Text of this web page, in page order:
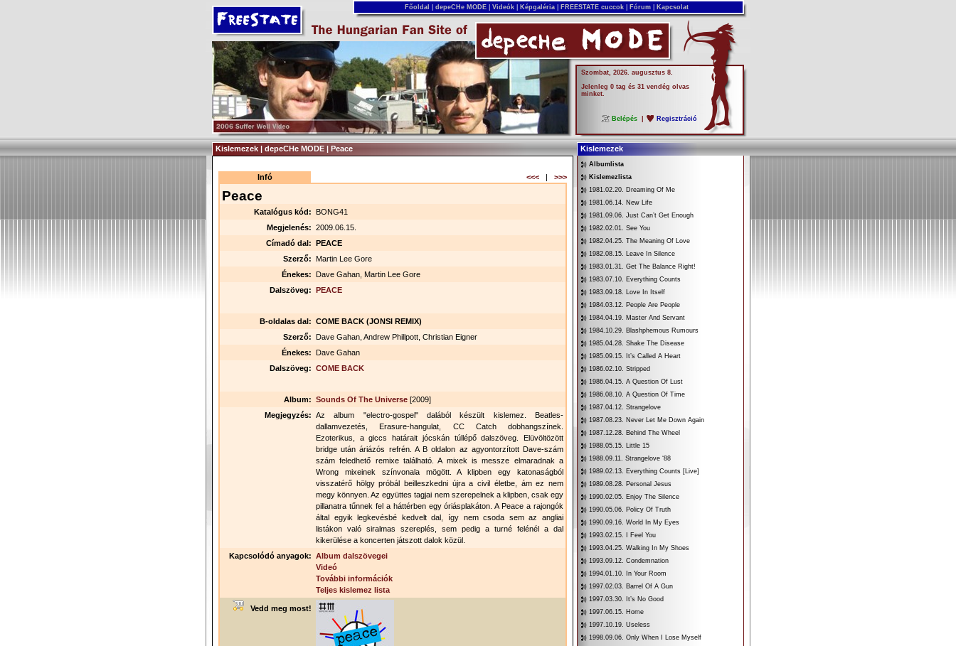
Főoldal depeCHe MODE Videók Képgaléria FREESTATE cuccok Fórum Kapcsolat
Szombat, 2026. augusztus 8.
Jelenleg 0 tag és 31 vendég olvas
minket.
Belépés Regisztráció
Kislemezek | depeCHe MODE | Peace Kislemezek
Infó <<< | >>>
Peace
Katalógus kód: BONG41
Megjelenés: 2009.06.15.
Címadó dal: PEACE
Szerző: Martin Lee Gore
Énekes: Dave Gahan, Martin Lee Gore
Dalszöveg: PEACE
B-oldalas dal: COME BACK (JONSI REMIX)
Szerző: Dave Gahan, Andrew Phillpott, Christian Eigner
Énekes: Dave Gahan
Dalszöveg: COME BACK
Album: Sounds Of The Universe [2009]
Megjegyzés: Az album "electro-gospel" dalából készült kislemez. Beatles-
dallamvezetés, Erasure-hangulat, CC Catch dobhangszínek.
Ezoterikus, a giccs határait jócskán túllépő dalszöveg. Elüvöltözött
bridge után áriázós refrén. A B oldalon az agyontorzított Dave-szám
szám feledhető remixe található. A mixek is messze elmaradnak a
Wrong mixeinek színvonala mögött. A klipben egy katonaságból
visszatérő hölgy próbál beilleszkedni újra a civil életbe, ám ez nem
megy könnyen. Az együttes tagjai nem szerepelnek a klipben, csak egy
pillanatra tűnnek fel a háttérben egy óriásplakáton. A Peace a rajongók
által egyik legkevésbé kedvelt dal, így nem csoda sem az angliai
listákon való siralmas szereplés, sem pedig a turné felénél a dal
kikerülése a koncerten játszott dalok közül.
Kapcsolódó anyagok: Album dalszövegei
Videó
További információk
Teljes kislemez lista
Vedd meg most!
Albumlista
Kislemezlista
1981.02.20. Dreaming Of Me
1981.06.14. New Life
1981.09.06. Just Can’t Get Enough
1982.02.01. See You
1982.04.25. The Meaning Of Love
1982.08.15. Leave In Silence
1983.01.31. Get The Balance Right!
1983.07.10. Everything Counts
1983.09.18. Love In Itself
1984.03.12. People Are People
1984.04.19. Master And Servant
1984.10.29. Blashphemous Rumours
1985.04.28. Shake The Disease
1985.09.15. It’s Called A Heart
1986.02.10. Stripped
1986.04.15. A Question Of Lust
1986.08.10. A Question Of Time
1987.04.12. Strangelove
1987.08.23. Never Let Me Down Again
1987.12.28. Behind The Wheel
1988.05.15. Little 15
1988.09.11. Strangelove ‘88
1989.02.13. Everything Counts [Live]
1989.08.28. Personal Jesus
1990.02.05. Enjoy The Silence
1990.05.06. Policy Of Truth
1990.09.16. World In My Eyes
1993.02.15. I Feel You
1993.04.25. Walking In My Shoes
1993.09.12. Condemnation
1994.01.10. In Your Room
1997.02.03. Barrel Of A Gun
1997.03.30. It’s No Good
1997.06.15. Home
1997.10.19. Useless
1998.09.06. Only When I Lose Myself